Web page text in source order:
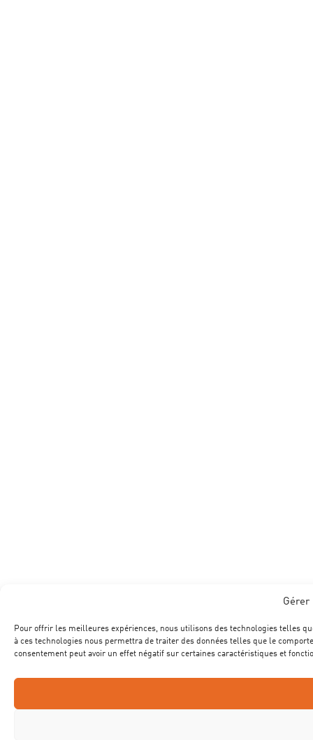
Gérer
Pour offrir les meilleures expériences, nous utilisons des technologies telles
à ces technologies nous permettra de traiter des données telles que le
consentement peut avoir un effet négatif sur certaines caractéristiques et